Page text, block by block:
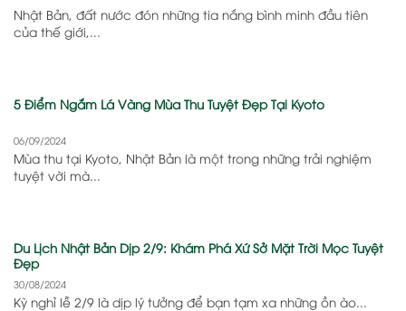
Nhật Bản, đất nước đón những tia nắng bình minh đầu tiên
của thế giới,...
5 Điểm Ngắm Lá Vàng Mùa Thu Tuyệt Đẹp Tại Kyoto
06/09/2024
Mùa thu tại Kyoto, Nhật Bản là một trong những trải nghiệm
tuyệt vời mà...
Du Lịch Nhật Bản Dịp 2/9: Khám Phá Xứ Sở Mặt Trời Mọc Tuyệt
Đẹp
30/08/2024
Kỳ nghỉ lễ 2/9 là dịp lý tưởng để bạn tạm xa những ồn ào...